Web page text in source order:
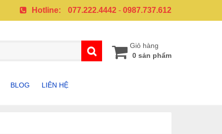
Hotline: 077.222.4442 - 0987.737.612
Giỏ hàng
0 sản phẩm
BLOG LIÊN HỆ